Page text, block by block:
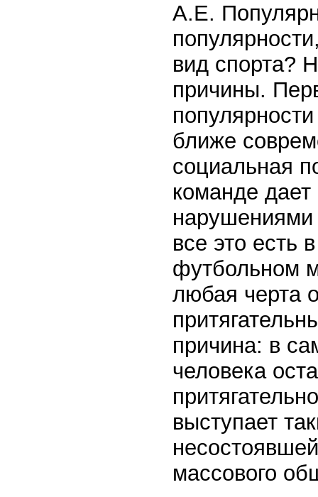
А.Е.
вид спорта?
причины.
ближе
социальная
команде дает
нарушениями
все это есть
футбольном
любая черта
причина: в
человека
выступает
массового